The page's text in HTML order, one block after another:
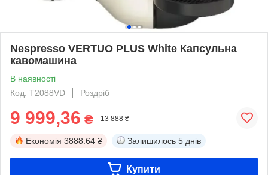
Nespresso VERTUO PLUS White Капсульна
кавомашина
В наявності
Код: T2088VD
Роздріб
9 999,36 ₴ 13 888 ₴
Економія 3888.64 ₴ Залишилось 5 днів
Купити